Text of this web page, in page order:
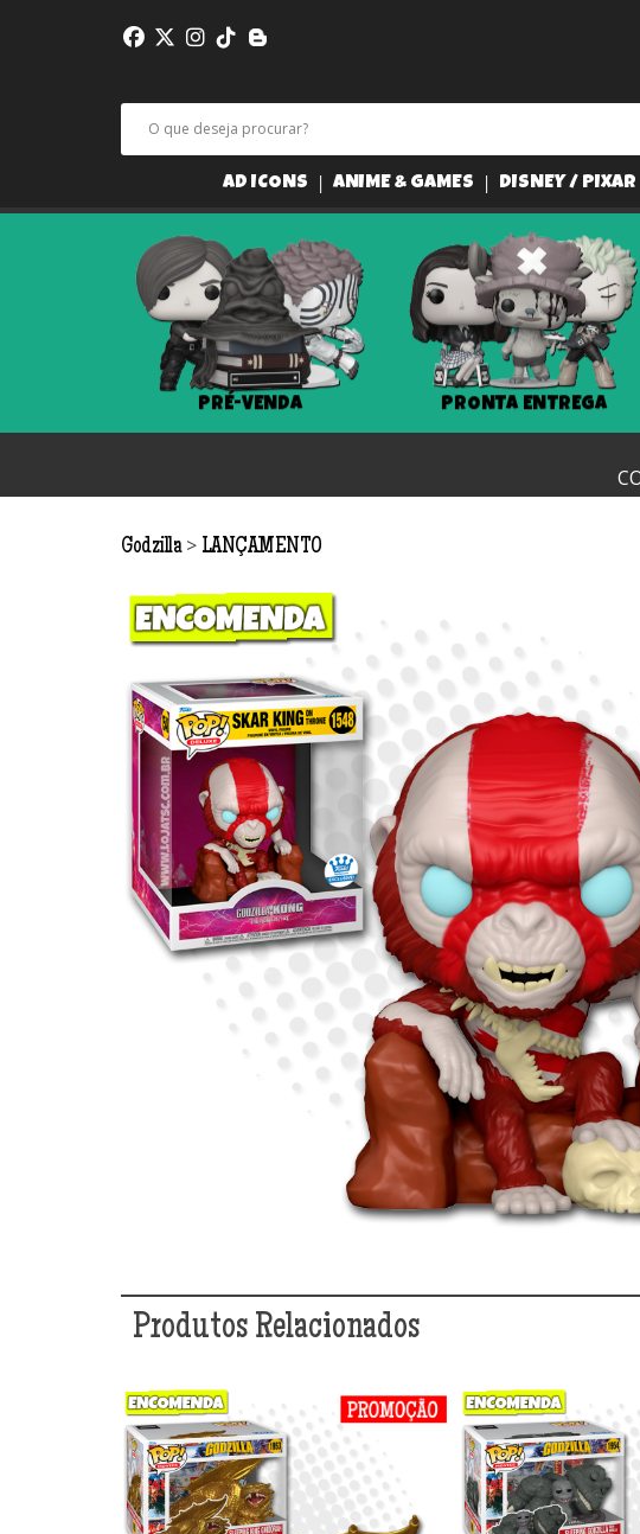
AD ICONS ANIME & GAMES DISNEY / PIXAR
PRÉ-VENDA PRONTA ENTREGA
Godzilla > LANÇAMENTO
Produtos Relacionados